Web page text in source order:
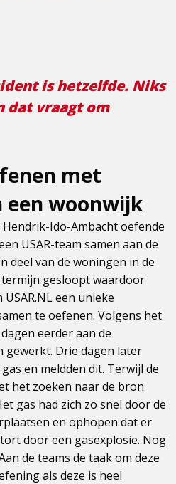
is hetzelfde. Niks
dat vraagt om
met
een woonwijk
Ido-Ambacht oefende
USAR-team samen aan de
deel van de woningen in de
gesloopt waardoor
een unieke
te oefenen. Volgens het
eerder aan de
gewerkt. Drie dagen later
en meldden dit. Terwijl de
het zoeken naar de bron
gas had zich zo snel door de
en ophopen dat er
door een gasexplosie. Nog
de teams de taak om deze
als deze is heel